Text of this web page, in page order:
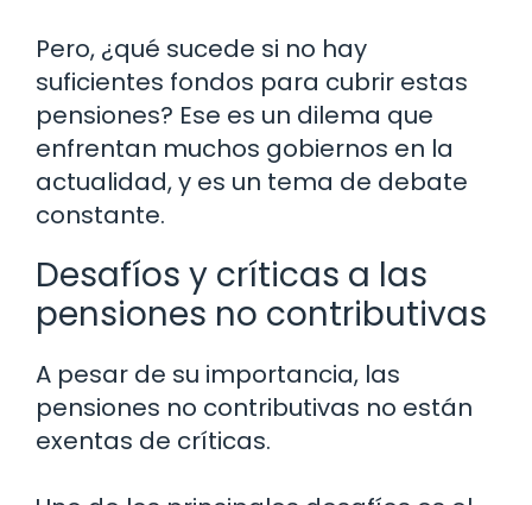
Pero, ¿qué sucede si no hay
suficientes fondos para cubrir estas
pensiones? Ese es un dilema que
enfrentan muchos gobiernos en la
actualidad, y es un tema de debate
constante.
Desafíos y críticas a las
pensiones no contributivas
A pesar de su importancia, las
pensiones no contributivas no están
exentas de críticas.